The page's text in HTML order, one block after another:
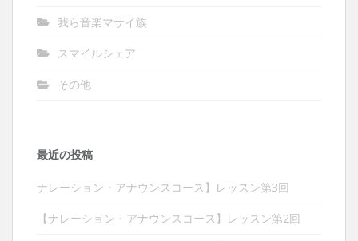
我ら音楽マサイ族
スマイルシェア
その他
最近の投稿
ナレーション・アナウンスコース】レッスン第3回
【ナレーション・アナウンスコース】レッスン第2回